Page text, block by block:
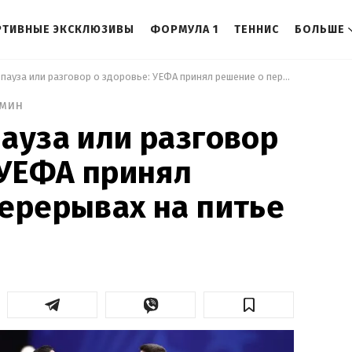
ЭКСКЛЮЗИВЫ ФОРМУЛА 1 ТЕННИС БОЛЬШЕ
Рекламная пауза или разговор о здоровье: УЕФА принял решение о перерывах на питье
или разговор
принял
на питье